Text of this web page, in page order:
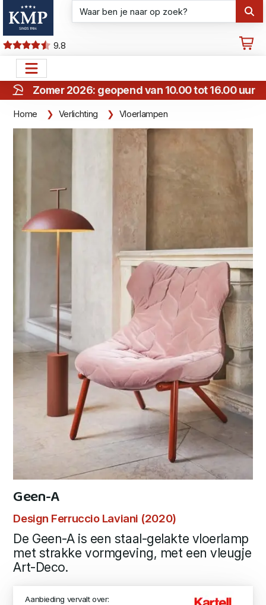
9.8
Zomer 2026: geopend van 10.00 tot 16.00 uur
Home Verlichting Vloerlampen
Geen-A
Design Ferruccio Laviani (2020)
De Geen-A is een staal-gelakte vloerlamp
met strakke vormgeving, met een vleugje
Art-Deco.
Aanbieding vervalt over: